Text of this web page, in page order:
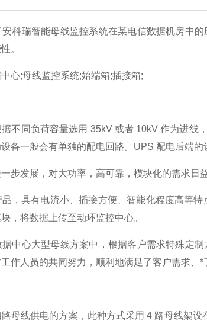
瑞智能母线监控系统在某电信数据机房中的
。
;母线监控系统;始端箱;插接箱;
同负荷容量选用 35kV 或者 10kV 作为进线
备一般会有单独的配电回路。UPS 配电后端的
发展，对大功率，高可靠，模块化的需求日
具有电流小、插接方便、智能化程度高等特
，将数据上传至动环监控中心。
心大型母线方案中，根据客户需求特殊定制
作人员的共同努力，顺利地满足了客户需求、*
线供电的方案，此种方式采用 4 路母线架设